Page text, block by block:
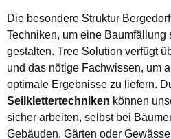
Die besondere Struktur
Techniken, um eine Baumfällung
gestalten. Tree Solution verfügt
und das nötige Fachwissen, um
optimale Ergebnisse zu liefern.
Seilklettertechniken können
sicher arbeiten, selbst bei
Gebäuden, Gärten oder